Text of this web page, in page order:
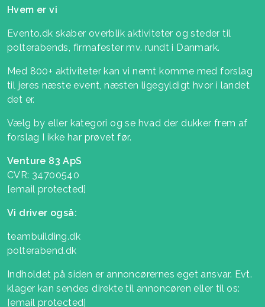
Hvem er vi
Evento.dk skaber overblik aktiviteter og steder til
polterabends, firmafester mv. rundt i Danmark.
Med 800+ aktiviteter kan vi nemt komme med forslag
til jeres næste event, næsten ligegyldigt hvor i landet
det er.
Vælg by eller kategori og se hvad der dukker frem af
forslag I ikke har prøvet før.
Venture 83 ApS
CVR: 34700540
[email protected]
Vi driver også:
teambuilding.dk
polterabend.dk
Indholdet på siden er annoncørernes eget ansvar. Evt.
klager kan sendes direkte til annoncøren eller til os:
[email protected]